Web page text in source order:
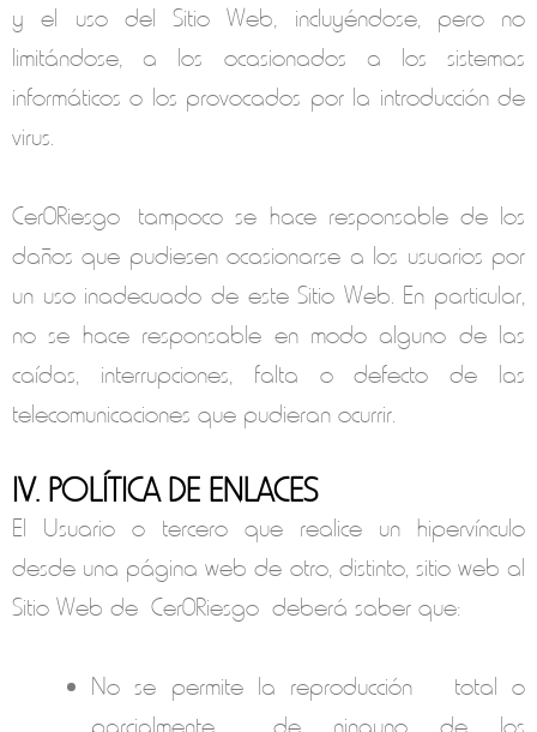
y el uso del Sitio Web, incluyéndose, pero no
limitándose, a los ocasionados a los sistemas
informáticos o los provocados por la introducción de
virus.
Cer0Riesgo tampoco se hace responsable de los
daños que pudiesen ocasionarse a los usuarios por
un uso inadecuado de este Sitio Web. En particular,
no se hace responsable en modo alguno de las
caídas, interrupciones, falta o defecto de las
telecomunicaciones que pudieran ocurrir.
IV. POLÍTICA DE ENLACES
El Usuario o tercero que realice un hipervínculo
desde una página web de otro, distinto, sitio web al
Sitio Web de Cer0Riesgo deberá saber que:
No se permite la reproducción —total o
parcialmente— de ninguno de los